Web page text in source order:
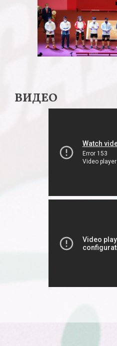
ВИДЕО